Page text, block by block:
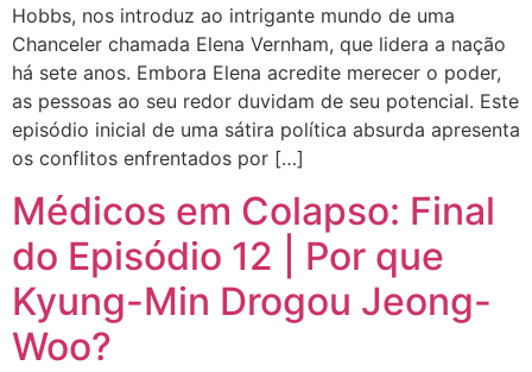
Hobbs, nos introduz ao intrigante mundo de uma
Chanceler chamada Elena Vernham, que lidera a nação
há sete anos. Embora Elena acredite merecer o poder,
as pessoas ao seu redor duvidam de seu potencial. Este
episódio inicial de uma sátira política absurda apresenta
os conflitos enfrentados por […]
Médicos em Colapso: Final
do Episódio 12 | Por que
Kyung-Min Drogou Jeong-
Woo?